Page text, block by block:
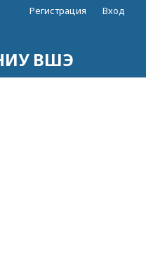
ВШЭ
Регистрация Вход